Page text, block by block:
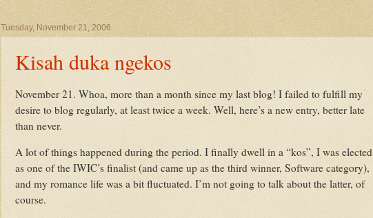
Tuesday, November 21, 2006
Kisah duka ngekos
November 21. Whoa, more than a month since my last blog! I failed to fulfill my
desire to blog regularly, at least twice a week. Well, here’s a new entry, better late
than never.
A lot of things happened during the period. I finally dwell in a “kos”, I was elected
as one of the IWIC’s finalist (and came up as the third winner, Software category),
and my romance life was a bit fluctuated. I’m not going to talk about the latter, of
course.